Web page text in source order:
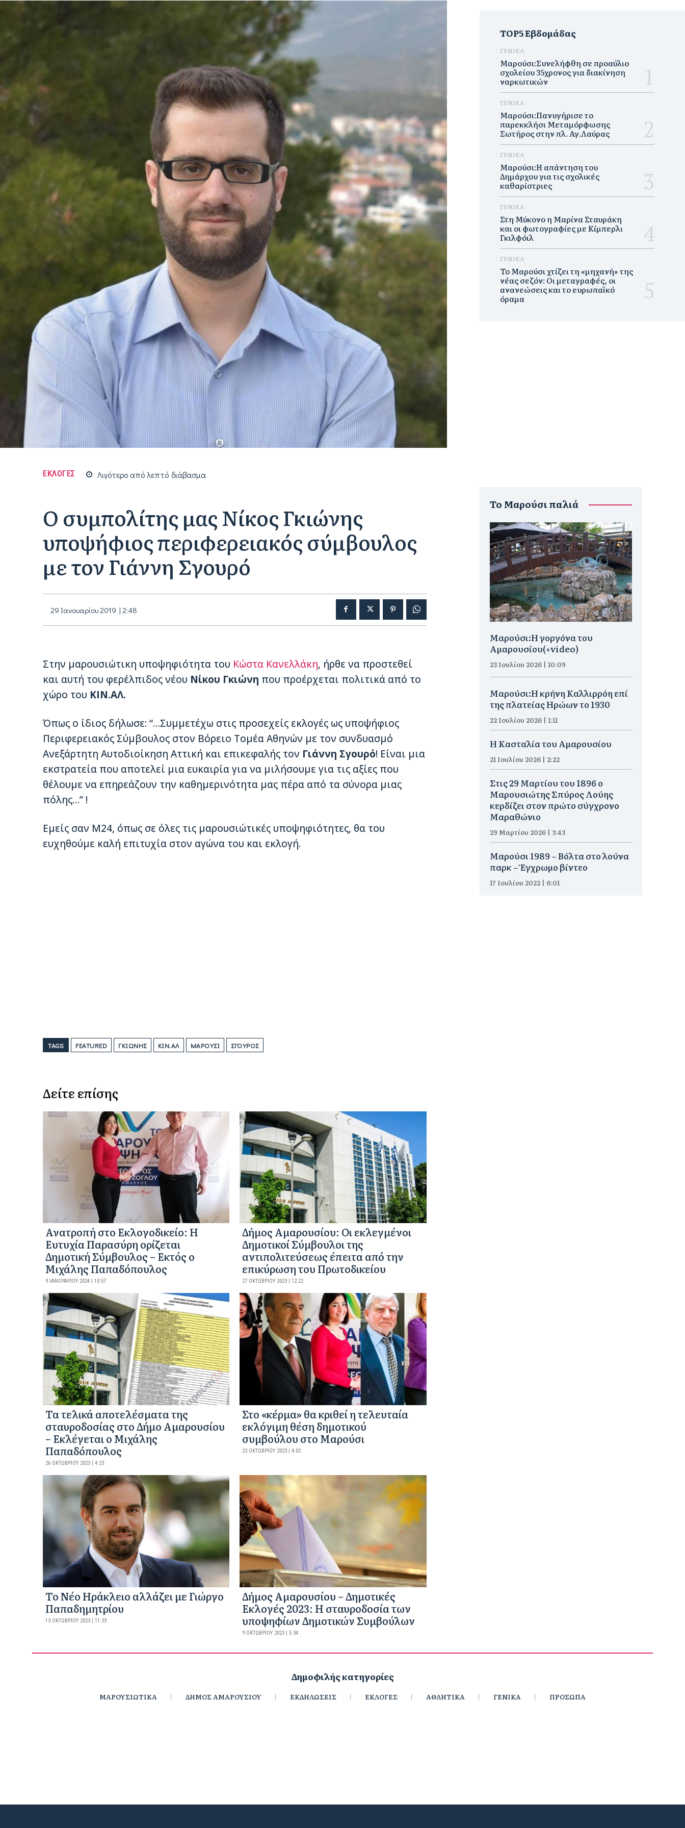
ΕΚΛΟΓΕΣ Λιγότερο απόλεπτό διάβασμα
Ο συμπολίτης μας Νίκος Γκιώνης
υποψήφιος περιφερειακός σύμβουλος
με τον Γιάννη Σγουρό
29 Ιανουαρίου 2019 | 2:48
Στην μαρουσιώτικη υποψηφιότητα του Κώστα Κανελλάκη, ήρθε να προστεθεί
και αυτή του φερέλπιδος νέου Νίκου Γκιώνη που προέρχεται πολιτικά από το
χώρο του ΚΙΝ.ΑΛ.
Όπως ο ίδιος δήλωσε: “…Συμμετέχω στις προσεχείς εκλογές ως υποψήφιος
Περιφερειακός Σύμβουλος στον Βόρειο Τομέα Αθηνών με τον συνδυασμό
Ανεξάρτητη Αυτοδιοίκηση Αττική και επικεφαλής τον Γιάννη Σγουρό! Είναι μια
εκστρατεία που αποτελεί μια ευκαιρία για να μιλήσουμε για τις αξίες που
θέλουμε να επηρεάζουν την καθημερινότητα μας πέρα από τα σύνορα μιας
πόλης…” !
Εμείς σαν Μ24, όπως σε όλες τις μαρουσιώτικές υποψηφιότητες, θα του
ευχηθούμε καλή επιτυχία στον αγώνα του και εκλογή.
TAGS FEATURED ΓΚΙΏΝΗΣ ΚΙΝ.ΑΛ ΜΑΡΟΎΣΙ ΣΓΟΥΡΌΣ
Δείτε επίσης
Ανατροπή στο Εκλογοδικείο: Η
Ευτυχία Παρασύρη ορίζεται
Δημοτική Σύμβουλος – Εκτός ο
Μιχάλης Παπαδόπουλος
9 ΙΑΝΟΥΑΡΊΟΥ 2024 | 10:57
Δήμος Αμαρουσίου: Οι εκλεγμένοι
Δημοτικοί Σύμβουλοι της
αντιπολιτεύσεως έπειτα από την
επικύρωση του Πρωτοδικείου
27 ΟΚΤΩΒΡΊΟΥ 2023 | 12:22
Τα τελικά αποτελέσματα της
σταυροδοσίας στο Δήμο Αμαρουσίου
– Εκλέγεται ο Μιχάλης
Παπαδόπουλος
26 ΟΚΤΩΒΡΊΟΥ 2023 | 4:23
Στο «κέρμα» θα κριθεί η τελευταία
εκλόγιμη θέση δημοτικού
συμβούλου στο Μαρούσι
23 ΟΚΤΩΒΡΊΟΥ 2023 | 4:02
Το Νέο Ηράκλειο αλλάζει με Γιώργο
Παπαδημητρίου
13 ΟΚΤΩΒΡΊΟΥ 2023 | 11:33
Δήμος Αμαρουσίου – Δημοτικές
Εκλογές 2023: Η σταυροδοσία των
υποψηφίων Δημοτικών Συμβούλων
9 ΟΚΤΩΒΡΊΟΥ 2023 | 5:34
TOP5 Εβδομάδας
ΓΕΝΙΚΑ
Μαρούσι:Συνελήφθη σε προαύλιο
σχολείου 35χρονος για διακίνηση
ναρκωτικών
ΓΕΝΙΚΑ
Μαρούσι:Πανυγήρισε το
παρεκκλήσι Μεταμόρφωσης
Σωτήρος στην πλ. Αγ.Λαύρας
ΓΕΝΙΚΑ
Μαρούσι:Η απάντηση του
Δημάρχου για τις σχολικές
καθαρίστριες
ΓΕΝΙΚΑ
Στη Μύκονο η Μαρίνα Σταυράκη
και οι φωτογραφίες με Κίμπερλι
Γκιλφόιλ
ΓΕΝΙΚΑ
Το Μαρούσι χτίζει τη «μηχανή» της
νέας σεζόν: Οι μεταγραφές, οι
ανανεώσεις και το ευρωπαϊκό
όραμα
To Μαρούσι παλιά
Μαρούσι:H γοργόνα του
Αμαρουσίου(+video)
23 Ιουλίου 2026 | 10:09
Μαρούσι:Η κρήνη Καλλιρρόη επί
της πλατείας Ηρώων το 1930
22 Ιουλίου 2026 | 1:11
Η Κασταλία του Αμαρουσίου
21 Ιουλίου 2026 | 2:22
Στις 29 Μαρτίου του 1896 ο
Μαρουσιώτης Σπύρος Λούης
κερδίζει στον πρώτο σύγχρονο
Μαραθώνιο
29 Μαρτίου 2026 | 3:43
Μαρούσι 1989 – Βόλτα στο λούνα
παρκ – Έγχρωμο βίντεο
17 Ιουλίου 2022 | 6:01
Δημοφιλής κατηγορίες
ΜΑΡΟΥΣΙΩΤΙΚΑ ΔΗΜΟΣ ΑΜΑΡΟΥΣΙΟΥ ΕΚΔΗΛΩΣΕΙΣ ΕΚΛΟΓΕΣ ΑΘΛΗΤΙΚΑ ΓΕΝΙΚΑ ΠΡΟΣΩΠΑ